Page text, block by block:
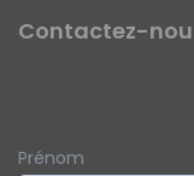
Contactez-
Prénom